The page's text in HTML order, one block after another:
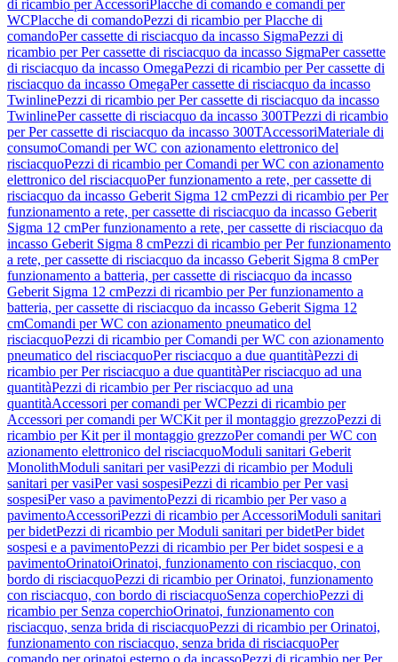
di ricambio per AccessoriPlacche di comando e comandi per
WCPlacche di comandoPezzi di ricambio per Placche di
comandoPer cassette di risciacquo da incasso SigmaPezzi di
ricambio per Per cassette di risciacquo da incasso SigmaPer cassette
di risciacquo da incasso OmegaPezzi di ricambio per Per cassette di
risciacquo da incasso OmegaPer cassette di risciacquo da incasso
TwinlinePezzi di ricambio per Per cassette di risciacquo da incasso
TwinlinePer cassette di risciacquo da incasso 300TPezzi di ricambio
per Per cassette di risciacquo da incasso 300TAccessoriMateriale di
consumoComandi per WC con azionamento elettronico del
risciacquoPezzi di ricambio per Comandi per WC con azionamento
elettronico del risciacquoPer funzionamento a rete, per cassette di
risciacquo da incasso Geberit Sigma 12 cmPezzi di ricambio per Per
funzionamento a rete, per cassette di risciacquo da incasso Geberit
Sigma 12 cmPer funzionamento a rete, per cassette di risciacquo da
incasso Geberit Sigma 8 cmPezzi di ricambio per Per funzionamento
a rete, per cassette di risciacquo da incasso Geberit Sigma 8 cmPer
funzionamento a batteria, per cassette di risciacquo da incasso
Geberit Sigma 12 cmPezzi di ricambio per Per funzionamento a
batteria, per cassette di risciacquo da incasso Geberit Sigma 12
cmComandi per WC con azionamento pneumatico del
risciacquoPezzi di ricambio per Comandi per WC con azionamento
pneumatico del risciacquoPer risciacquo a due quantitàPezzi di
ricambio per Per risciacquo a due quantitàPer risciacquo ad una
quantitàPezzi di ricambio per Per risciacquo ad una
quantitàAccessori per comandi per WCPezzi di ricambio per
Accessori per comandi per WCKit per il montaggio grezzoPezzi di
ricambio per Kit per il montaggio grezzoPer comandi per WC con
azionamento elettronico del risciacquoModuli sanitari Geberit
MonolithModuli sanitari per vasiPezzi di ricambio per Moduli
sanitari per vasiPer vasi sospesiPezzi di ricambio per Per vasi
sospesiPer vaso a pavimentoPezzi di ricambio per Per vaso a
pavimentoAccessoriPezzi di ricambio per AccessoriModuli sanitari
per bidetPezzi di ricambio per Moduli sanitari per bidetPer bidet
sospesi e a pavimentoPezzi di ricambio per Per bidet sospesi e a
pavimentoOrinatoiOrinatoi, funzionamento con risciacquo, con
bordo di risciacquoPezzi di ricambio per Orinatoi, funzionamento
con risciacquo, con bordo di risciacquoSenza coperchioPezzi di
ricambio per Senza coperchioOrinatoi, funzionamento con
risciacquo, senza brida di risciacquoPezzi di ricambio per Orinatoi,
funzionamento con risciacquo, senza brida di risciacquoPer
comando per orinatoi esterno o da incassoPezzi di ricambio per Per